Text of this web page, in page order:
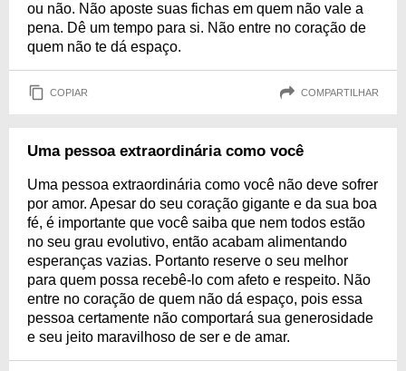
ou não. Não aposte suas fichas em quem não vale a
pena. Dê um tempo para si. Não entre no coração de
quem não te dá espaço.
COPIAR COMPARTILHAR
Uma pessoa extraordinária como você
Uma pessoa extraordinária como você não deve sofrer
por amor. Apesar do seu coração gigante e da sua boa
fé, é importante que você saiba que nem todos estão
no seu grau evolutivo, então acabam alimentando
esperanças vazias. Portanto reserve o seu melhor
para quem possa recebê-lo com afeto e respeito. Não
entre no coração de quem não dá espaço, pois essa
pessoa certamente não comportará sua generosidade
e seu jeito maravilhoso de ser e de amar.